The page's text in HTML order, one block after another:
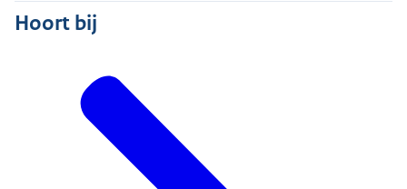
Hoort bij